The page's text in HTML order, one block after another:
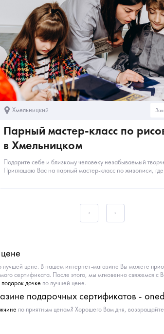
Хмельницкий
Парный мастер-класс по
в Хмельницком
Подарите себе и близкому человеку незабываемый
Приглашаю Вас на парный мастер-класс по живописи,
лучшей цене. В нашем интернет-магазине Вы можете
сертификата. После этого, мы мгновенно свяжемся
подарок дочке по лучшей цене.
подарочных сертификатов -
по приятным ценам? Хорошего Вам дня,